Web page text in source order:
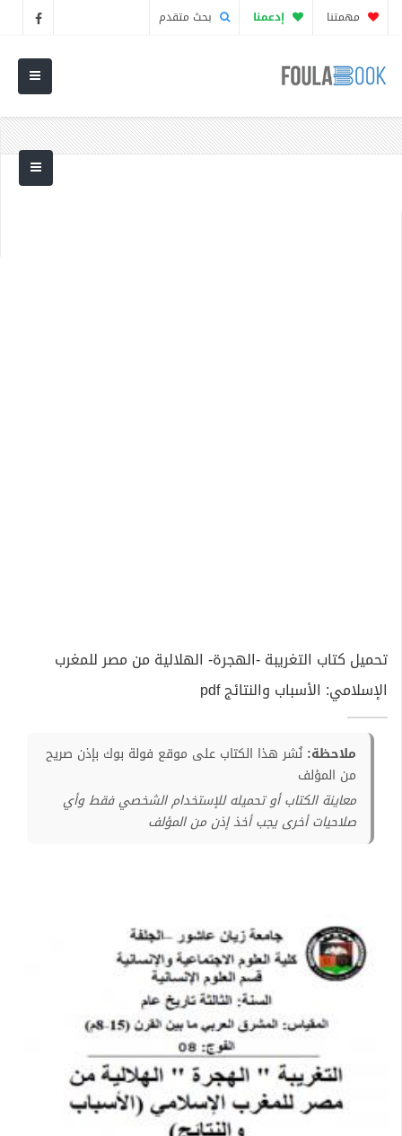
مهمتنا إدعمنا بحث متقدم
تحميل كتاب التغريبة -الهجرة- الهلالية من مصر للمغرب
الإسلامي: الأسباب والنتائج pdf
ملاحظة: نُشر هذا الكتاب على موقع فولة بوك بإذن صريح
من المؤلف
معاينة الكتاب أو تحميله للإستخدام الشخصي فقط وأي
صلاحيات أخرى يجب أخذ إذن من المؤلف